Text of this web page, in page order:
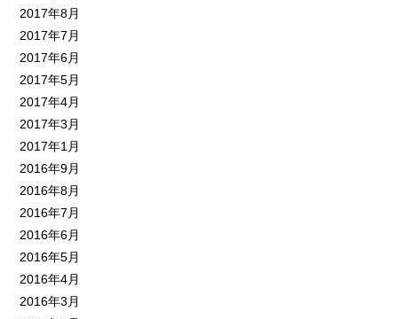
2017年8月
2017年7月
2017年6月
2017年5月
2017年4月
2017年3月
2017年1月
2016年9月
2016年8月
2016年7月
2016年6月
2016年5月
2016年4月
2016年3月